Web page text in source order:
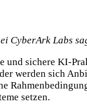
CyberArk Labs
und sichere KI-
werden sich
setzen.